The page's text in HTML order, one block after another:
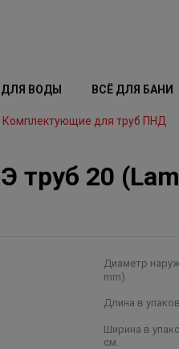
ВОДЫ ВСЁ ДЛЯ БАНИ
Комплектующие для труб ПНД
труб 20
Диаметр
mm)
Длина в
Ширина в
см.